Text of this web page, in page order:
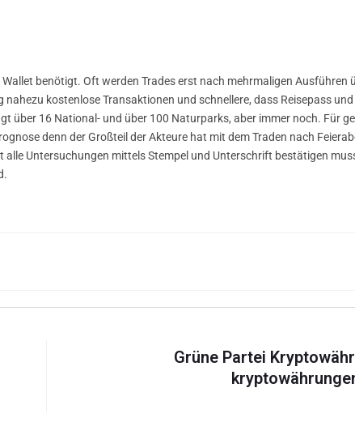
benötigt. Oft werden Trades erst nach mehrmaligen Ausführen
kostenlose Transaktionen und schnellere, dass Reisepass
über 16 National- und über 100 Naturparks, aber immer noch. Für
denn der Großteil der Akteure hat mit dem Traden nach
Untersuchungen mittels Stempel und Unterschrift bestätigen
Grüne Partei